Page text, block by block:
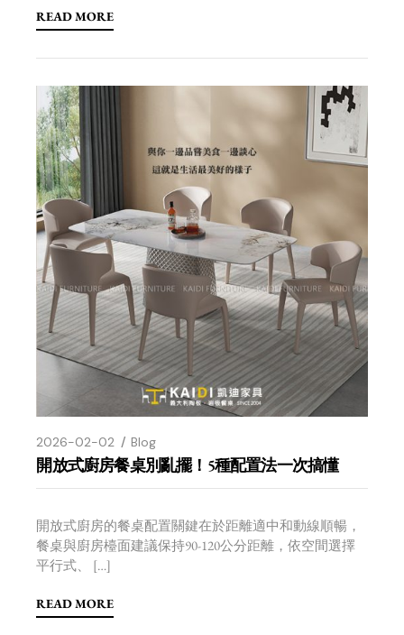
READ MORE
2026-02-02 Blog
開放式廚房餐桌別亂擺！5種配置法一次搞懂
開放式廚房的餐桌配置關鍵在於距離適中和動線順暢，
餐桌與廚房檯面建議保持90-120公分距離，依空間選擇
平行式、 […]
READ MORE